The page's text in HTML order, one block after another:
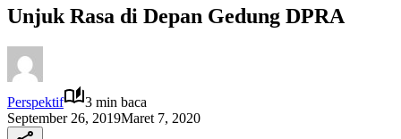
Unjuk Rasa di Depan Gedung DPRA
Perspektif
3 min baca
September 26, 2019Maret 7, 2020